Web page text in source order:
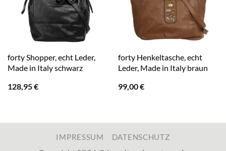
forty Shopper, echt Leder,
Made in Italy schwarz
128,95€
forty Henkeltasche, echt
Leder, Made in Italy braun
99,00€
IMPRESSUM DATENSCHUTZ